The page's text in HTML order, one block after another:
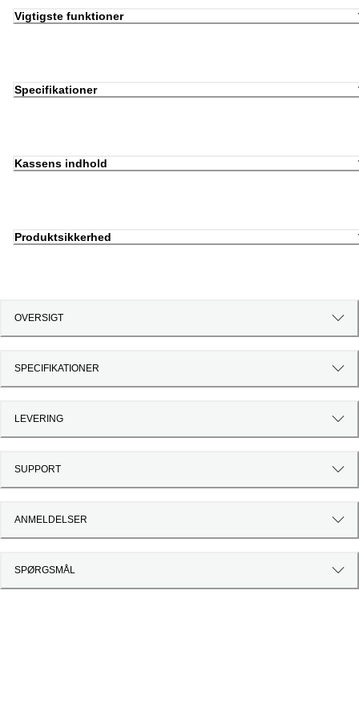
Vigtigste funktioner
Specifikationer
Kassens indhold
Produktsikkerhed
OVERSIGT
SPECIFIKATIONER
LEVERING
SUPPORT
ANMELDELSER
SPØRGSMÅL